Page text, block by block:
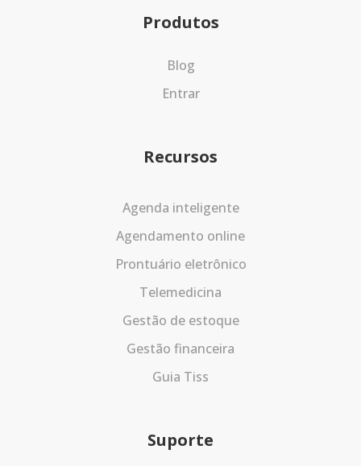
Produtos
Blog
Entrar
Recursos
Agenda inteligente
Agendamento online
Prontuário eletrônico
Telemedicina
Gestão de estoque
Gestão financeira
Guia Tiss
Suporte